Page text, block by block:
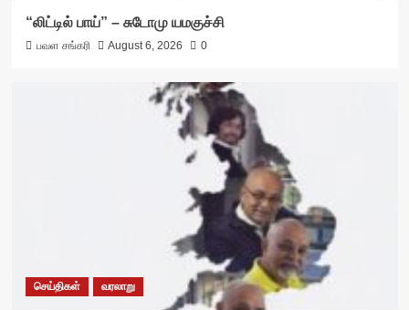
“லிட்டில் பாய்” – சுடோமு யமகுச்சி
பவள சங்கரி August 6, 2026 0
செய்திகள் வரலாறு